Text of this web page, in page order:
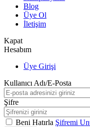
Blog
Üye Ol
İletişim
Kapat
Hesabım
Üye Girişi
Kullanıcı Adı/E-Posta
Şifre
Beni Hatırla Şifremi